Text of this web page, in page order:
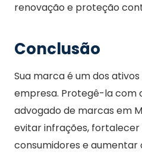
renovação e proteção
Conclusão
Sua marca é um dos
empresa. Protegê-la com
advogado de marcas em
evitar infrações, fortalecer
consumidores e aumentar